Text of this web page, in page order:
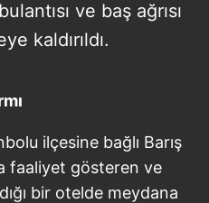
ve baş ağrısı
kaldırıldı.
ilçesine bağlı Barış
faaliyet gösteren ve
bir otelde meydana